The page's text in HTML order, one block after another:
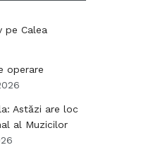
pe Calea
operare
Astăzi are loc
al Muzicilor